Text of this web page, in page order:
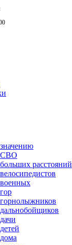
СВО
расстояний